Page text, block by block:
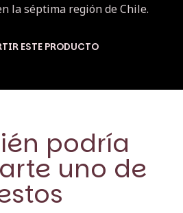
la séptima región de Chile.
ESTE PRODUCTO
podría
uno de